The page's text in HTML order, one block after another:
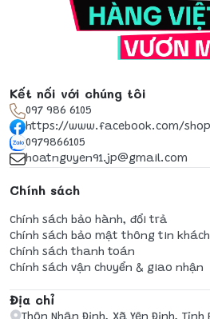
Kết nối với chúng tôi
097 986 6105
https://www.facebook.com/
0979866105
hoatnguyen91.jp@gmail.com
Chính sách
Chính sách bảo hành, đổi trả
Chính sách bảo mật thông tin
Chính sách thanh toán
Chính sách vận chuyển & giao nhận
Địa chỉ